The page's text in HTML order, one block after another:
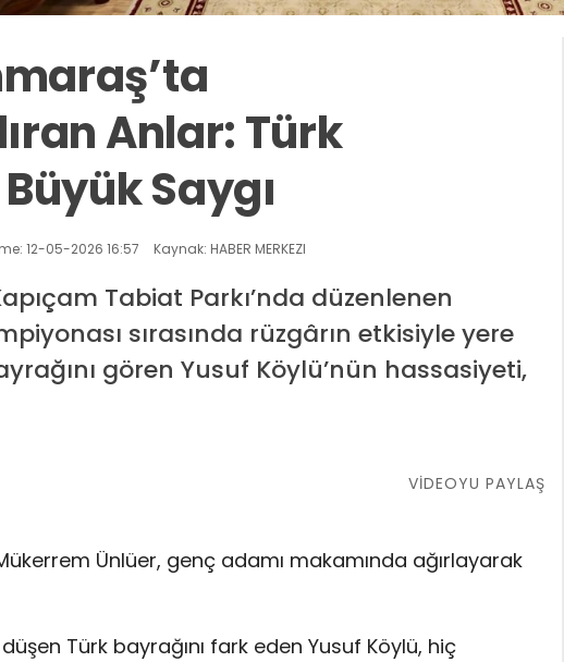
Anlar: Türk
Saygı
12-05-2026 16:57 Kaynak: HABER MERKEZI
Tabiat Parkı’nda düzenlenen
sırasında rüzgârın etkisiyle yere
gören Yusuf Köylü’nün hassasiyeti,
VİDEOYU PAYLAŞ
Ünlüer, genç adamı makamında ağırlayarak
Türk bayrağını fark eden Yusuf Köylü, hiç